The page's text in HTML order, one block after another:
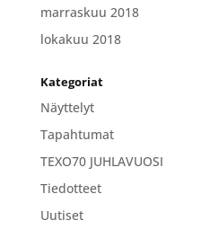
marraskuu 2018
lokakuu 2018
Kategoriat
Näyttelyt
Tapahtumat
TEXO70 JUHLAVUOSI
Tiedotteet
Uutiset